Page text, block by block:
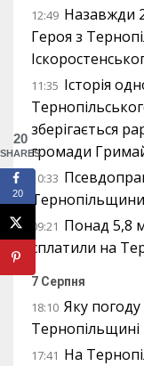
12:49 Назавжди
Героя з
11:35 Історія
зберігається
громади
10:33
09:21 Понад 5,8
сплатили на
7 Серпня
18:10 Яку
Тернопільщині
17:41 На
20
SHARES
20